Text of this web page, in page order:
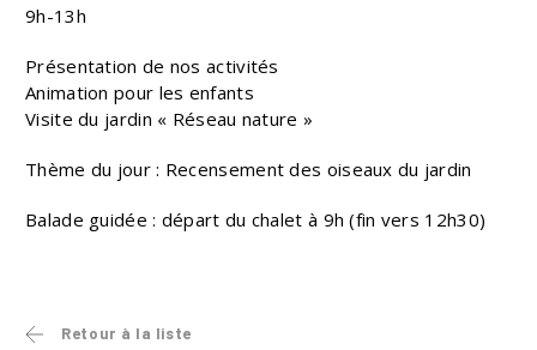
9h-13h
Présentation de nos activités
Animation pour les enfants
Visite du jardin « Réseau nature »
Thème du jour : Recensement des oiseaux du jardin
Balade guidée : départ du chalet à 9h (fin vers 12h30)
Retour à la liste